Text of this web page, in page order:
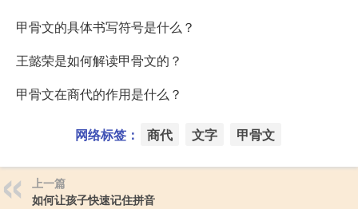
甲骨文的具体书写符号是什么？
王懿荣是如何解读甲骨文的？
甲骨文在商代的作用是什么？
网络标签： 商代 文字 甲骨文
上一篇
如何让孩子快速记住拼音